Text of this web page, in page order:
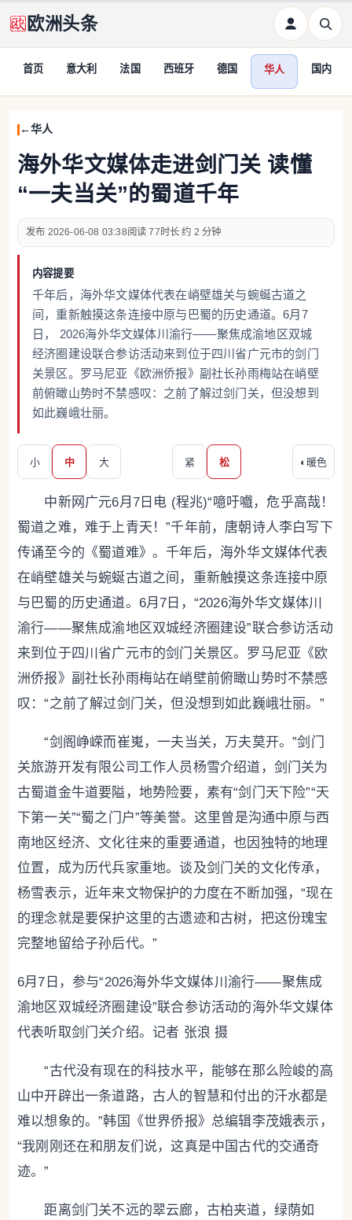
欧洲头条
首页 意大利 法国 西班牙 德国 华人 国内
华人
海外华文媒体走进剑门关 读懂
“一夫当关”的蜀道千年
2026-06-08 03:38 77 约 2 分钟
内容提要
千年后，海外华文媒体代表在峭壁雄关与蜿蜒古道之
间，重新触摸这条连接中原与巴蜀的历史通道。6月7
日， 2026海外华文媒体川渝行——聚焦成渝地区双城
经济圈建设联合参访活动来到位于四川省广元市的剑门
关景区。罗马尼亚《欧洲侨报》副社长孙雨梅站在峭壁
前俯瞰山势时不禁感叹：之前了解过剑门关，但没想到
如此巍峨壮丽。
小 中 大 紧 松 ◐ 暖色
中新网广元6月7日电 (程兆)“噫吁嚱，危乎高哉！
蜀道之难，难于上青天！”千年前，唐朝诗人李白写下
传诵至今的《蜀道难》。千年后，海外华文媒体代表
在峭壁雄关与蜿蜒古道之间，重新触摸这条连接中原
与巴蜀的历史通道。6月7日，“2026海外华文媒体川
渝行——聚焦成渝地区双城经济圈建设”联合参访活动
来到位于四川省广元市的剑门关景区。罗马尼亚《欧
洲侨报》副社长孙雨梅站在峭壁前俯瞰山势时不禁感
叹：“之前了解过剑门关，但没想到如此巍峨壮丽。”
“剑阁峥嵘而崔嵬，一夫当关，万夫莫开。”剑门
关旅游开发有限公司工作人员杨雪介绍道，剑门关为
古蜀道金牛道要隘，地势险要，素有“剑门天下险”“天
下第一关”“蜀之门户”等美誉。这里曾是沟通中原与西
南地区经济、文化往来的重要通道，也因独特的地理
位置，成为历代兵家重地。谈及剑门关的文化传承，
杨雪表示，近年来文物保护的力度在不断加强，“现在
的理念就是要保护这里的古遗迹和古树，把这份瑰宝
完整地留给子孙后代。”
6月7日，参与“2026海外华文媒体川渝行——聚焦成
渝地区双城经济圈建设”联合参访活动的海外华文媒体
代表听取剑门关介绍。记者 张浪 摄
“古代没有现在的科技水平，能够在那么险峻的高
山中开辟出一条道路，古人的智慧和付出的汗水都是
难以想象的。”韩国《世界侨报》总编辑李茂娥表示，
“我刚刚还在和朋友们说，这真是中国古代的交通奇
迹。”
距离剑门关不远的翠云廊，古柏夹道，绿荫如